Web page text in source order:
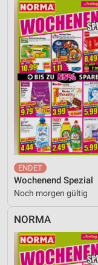
Wochenend Spezial
Noch morgen gültig
NORMA